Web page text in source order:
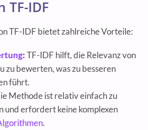
TF-IDF
TF-IDF bietet zahlreiche Vorteile:
:TF-IDF hilft, die Relevanz von
zu bewerten, was zu besseren
führt.
Methode ist relativ einfach zu
und erfordert keine komplexen
.